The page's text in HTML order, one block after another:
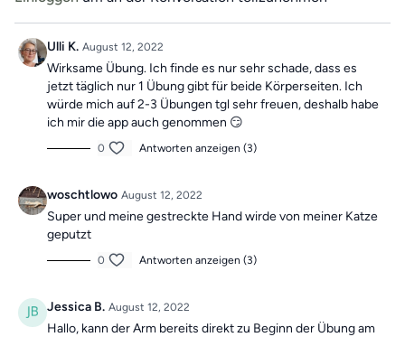
"Vergangene Trainings des Tages".
Ulli K. August 12, 2022
Wirksame Übung. Ich finde es nur sehr schade, dass es
jetzt täglich nur 1 Übung gibt für beide Körperseiten. Ich
würde mich auf 2-3 Übungen tgl sehr freuen, deshalb habe
ich mir die app auch genommen 😏
0 Antworten anzeigen (3)
woschtlowo August 12, 2022
Super und meine gestreckte Hand wirde von meiner Katze
geputzt
0 Antworten anzeigen (3)
Jessica B. August 12, 2022
Hallo, kann der Arm bereits direkt zu Beginn der Übung am